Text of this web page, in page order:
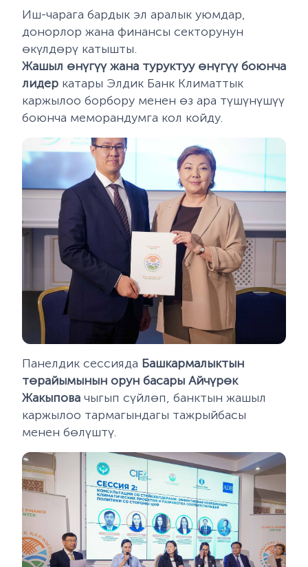
Иш-чарага бардык эл аралык уюмдар,
донорлор жана финансы секторунун
өкүлдөрү катышты.
Жашыл өнүгүү жана туруктуу өнүгүү боюнча
лидер катары Элдик Банк Климаттык
каржылоо борбору менен өз ара түшүнүшүү
боюнча меморандумга кол койду.
Панелдик сессияда Башкармалыктын
төрайымынын орун басары Айчүрөк
Жакыпова чыгып сүйлөп, банктын жашыл
каржылоо тармагындагы тажрыйбасы
менен бөлүштү.